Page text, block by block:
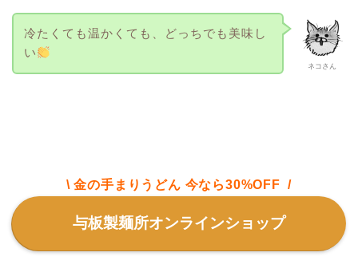
ネコさん
冷たくても温かくても、どっちでも美味し
い
\ 金の手まりうどん 今なら30%OFF /
与板製麺所オンラインショップ